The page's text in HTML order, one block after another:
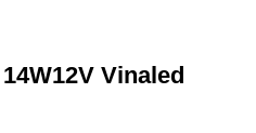
Vinaled